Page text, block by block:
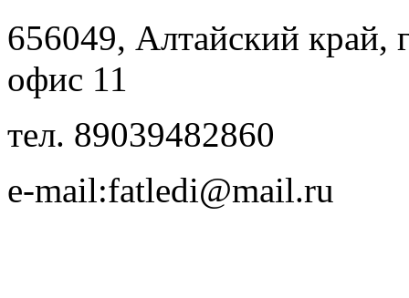
656049, Алтайский край,
офис 11
тел. 89039482860
e-mail:fatledi@mail.ru